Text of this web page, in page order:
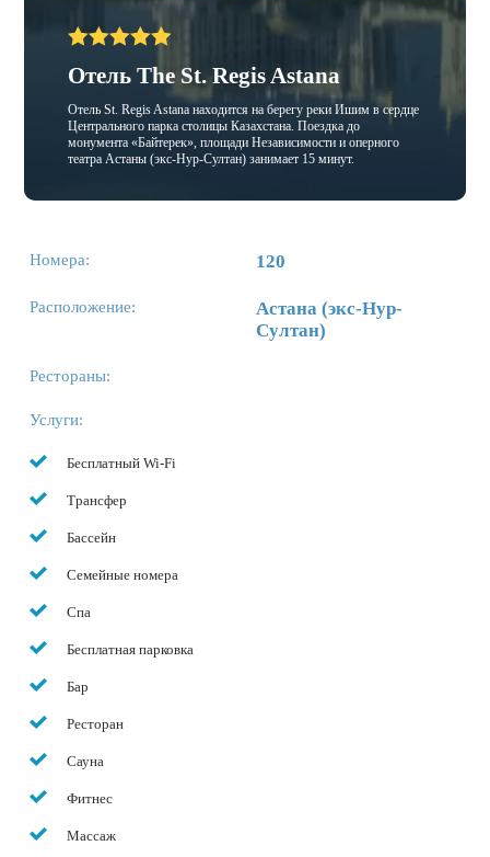
Отель The St. Regis Astana
Отель St. Regis Astana находится на берегу реки Ишим в сердце
Центрального парка столицы Казахстана. Поездка до
монумента «Байтерек», площади Независимости и оперного
театра Астаны (экс-Нур-Султан) занимает 15 минут.
Номера: 120
Расположение:
Астана (экс-Нур-
Султан)
Рестораны:
Услуги:
Бесплатный Wi-Fi
Трансфер
Бассейн
Семейные номера
Спа
Бесплатная парковка
Бар
Ресторан
Сауна
Фитнес
Массаж